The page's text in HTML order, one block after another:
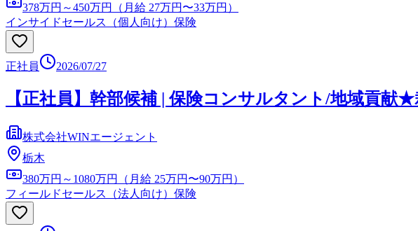
378万円～450万円（月給 27万円〜33万円）
インサイドセールス（個人向け） 保険
正社員 2026/07/27
【正社員】幹部候補 | 保険コンサルタント/地域貢
株式会社WINエージェント
栃木
380万円～1080万円（月給 25万円〜90万円）
フィールドセールス（法人向け） 保険